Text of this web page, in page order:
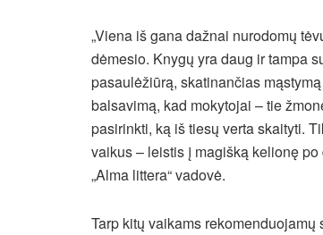
„Viena iš gana dažnai nurodomų
dėmesio. Knygų yra daug ir tampa
pasaulėžiūrą, skatinančias
balsavimą, kad mokytojai – tie
pasirinkti, ką iš tiesų verta skaityti.
vaikus – leistis į magišką kelionę
„Alma littera“ vadovė.
Tarp kitų vaikams